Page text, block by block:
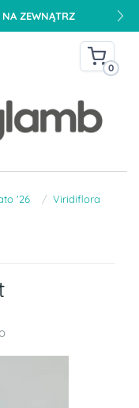
NA ZEWNĄTRZ
0
'26
Viridiflora